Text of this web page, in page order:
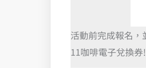
活動前完成報名
11咖啡電子兌換